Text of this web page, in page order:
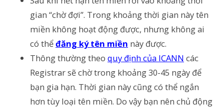
gian “chờ đợi”. Trong khoảng thời gian này tên
miền không hoạt động được, nhưng không ai
có thểđăng ký tên miền này được.
Thông thường theo quy định của ICANN các
Registrar sẽ chờ trong khoảng 30-45 ngày để
bạn gia hạn. Thời gian này cũng có thể ngắn
hơn tùy loại tên miền. Do vậy bạn nên chủ động